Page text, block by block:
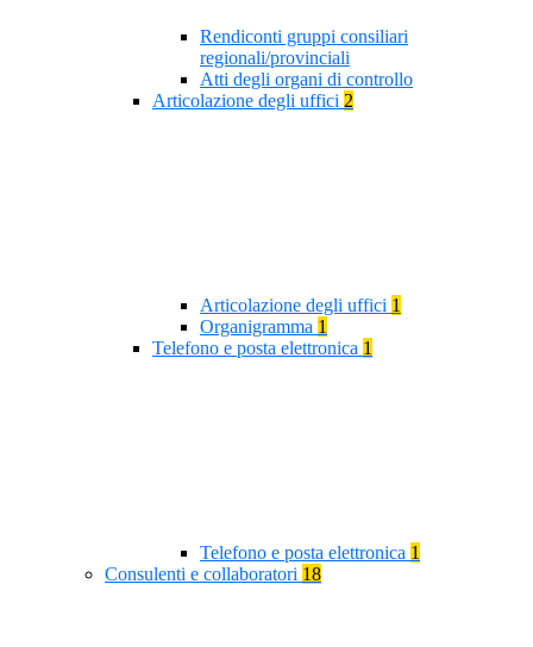
Rendiconti gruppi consiliari
regionali/provinciali
Atti degli organi di controllo
Articolazione degli uffici 2
Articolazione degli uffici 1
Organigramma 1
Telefono e posta elettronica 1
Telefono e posta elettronica 1
Consulenti e collaboratori 18